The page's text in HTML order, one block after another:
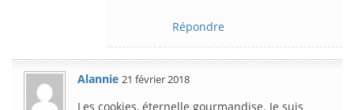
Répondre
Alannie 21 février 2018
Les cookies, éternelle gourmandise. Je suis